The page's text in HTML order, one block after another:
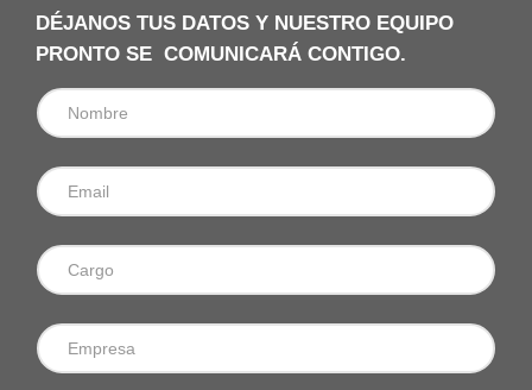
DÉJANOS TUS DATOS Y NUESTRO EQUIPO
PRONTO SE COMUNICARÁ CONTIGO.